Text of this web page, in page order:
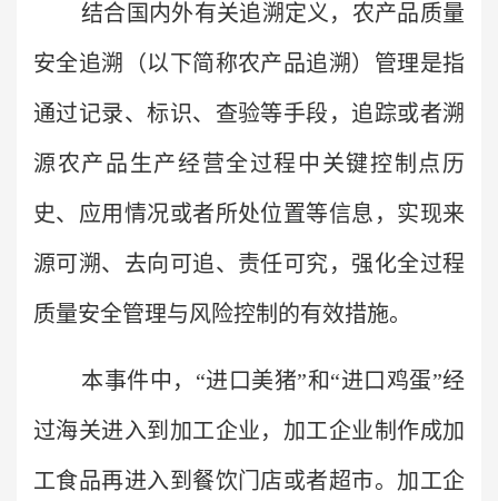
结合国内外有关追溯定义，农产品质量
安全追溯（以下简称农产品追溯）管理是指
通过记录、标识、查验等手段，追踪或者溯
源农产品生产经营全过程中关键控制点历
史、应用情况或者所处位置等信息，实现来
源可溯、去向可追、责任可究，强化全过程
质量安全管理与风险控制的有效措施。
本事件中，“进口美猪”和“进口鸡蛋”经
过海关进入到加工企业，加工企业制作成加
工食品再进入到餐饮门店或者超市。加工企